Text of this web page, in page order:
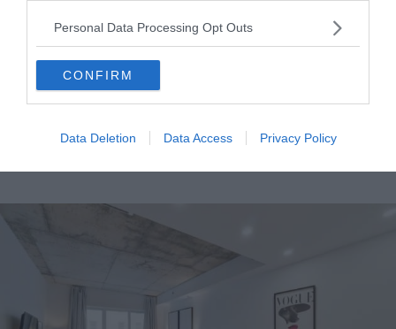
Personal Data Processing Opt Outs
CONFIRM
Data Deletion Data Access Privacy Policy
6. Appartement à la décoration
travaillée proche de la rivière, parking
inclus
Voir ce logement